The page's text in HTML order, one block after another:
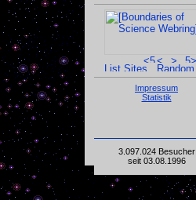
Impressum
Statistik
3.097.024 Besucher
seit 03.08.1996